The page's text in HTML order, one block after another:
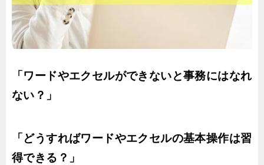
「ワードやエクセルができないと事務にはなれ
ない？」
「どうすればワードやエクセルの基本操作は習
得できる？」